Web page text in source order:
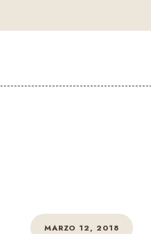
MARZO 12, 2018